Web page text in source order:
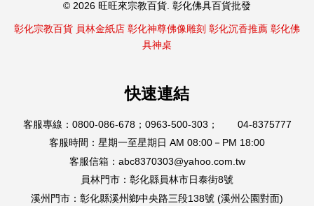
© 2026 旺旺來宗教百貨. 彰化佛具百貨批發
彰化宗教百貨 員林金紙店 彰化神尊佛像雕刻 彰化沉香推薦 彰化佛
具神桌
快速連結
客服專線：0800-086-678；0963-500-303； 04-8375777
客服時間：星期一至星期日 AM 08:00－PM 18:00
客服信箱：abc8370303@yahoo.com.tw
員林門市：彰化縣員林市日泰街8號
溪州門市：彰化縣溪州鄉中央路三段138號 (溪州公園對面)